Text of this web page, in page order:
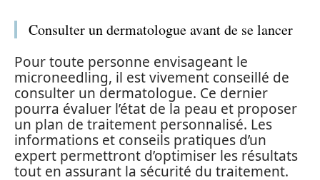
Consulter un dermatologue avant de se lancer
Pour toute personne envisageant le
microneedling, il est vivement conseillé de
consulter un dermatologue. Ce dernier
pourra évaluer l’état de la peau et proposer
un plan de traitement personnalisé. Les
informations et conseils pratiques d’un
expert permettront d’optimiser les résultats
tout en assurant la sécurité du traitement.